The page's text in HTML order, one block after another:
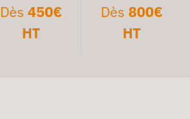
Dès 450€
HT
Dès 800€
HT